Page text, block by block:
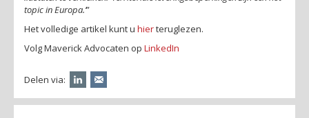
topic in Europa.’”
Het volledige artikel kunt u hierteruglezen.
Volg Maverick Advocaten op LinkedIn
Delen via: